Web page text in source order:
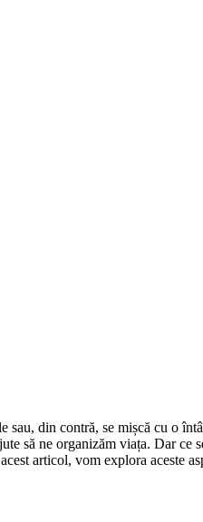
sau, din contră, se mișcă cu o
să ne organizăm viața. Dar
articol, vom explora aceste